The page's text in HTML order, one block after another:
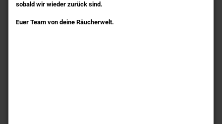
sobald wir wieder zurück sind.
Euer Team von deine Räucherwelt.